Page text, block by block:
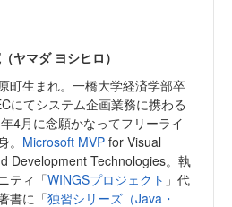
ヤマダ ヨシヒロ）
町生まれ。一橋大学経済学部卒
にてシステム企画業務に携わる
4月に念願かなってフリーライ
Microsoft MVP for Visual
Development Technologies。執
ティ「WINGSプロジェクト 」代
書に「独習シリーズ（Java・